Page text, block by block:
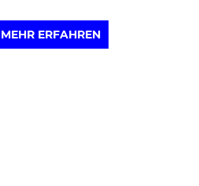
MEHR ERFAHREN